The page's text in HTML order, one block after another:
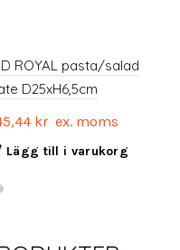
ROYAL pasta/salad
D25xH6,5cm
kr ex. moms
Lägg till i varukorg